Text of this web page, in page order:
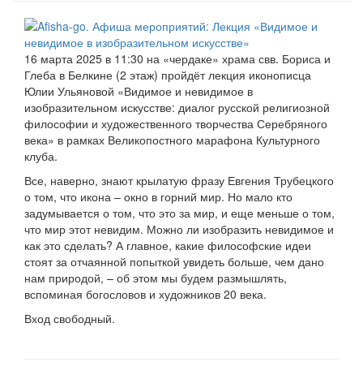
16 марта 2025 в 11:30 на «чердаке» храма свв. Бориса и
Глеба в Белкине (2 этаж) пройдёт лекция иконописца
Юлии Ульяновой «Видимое и невидимое в
изобразительном искусстве: диалог русской религиозной
философии и художественного творчества Серебряного
века» в рамках Великопостного марафона Культурного
клуба.
Все, наверно, знают крылатую фразу Евгения Трубецкого
о том, что икона – окно в горний мир. Но мало кто
задумывается о том, что это за мир, и еще меньше о том,
что мир этот невидим. Можно ли изобразить невидимое и
как это сделать? А главное, какие философские идеи
стоят за отчаянной попыткой увидеть больше, чем дано
нам природой, – об этом мы будем размышлять,
вспоминая богословов и художников 20 века.
Вход свободный.